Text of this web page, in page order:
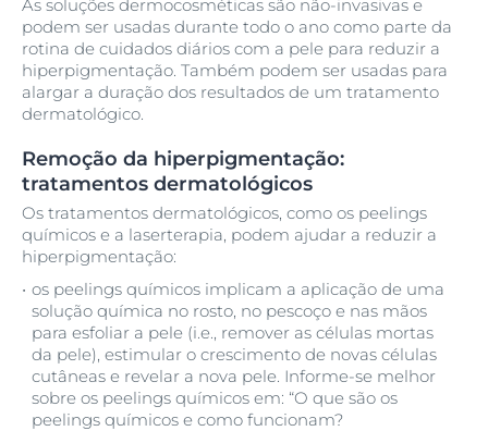
As soluções dermocosméticas são não-invasivas e
podem ser usadas durante todo o ano como parte da
rotina de cuidados diários com a pele para reduzir a
hiperpigmentação. Também podem ser usadas para
alargar a duração dos resultados de um tratamento
dermatológico.
Remoção da hiperpigmentação:
tratamentos dermatológicos
Os tratamentos dermatológicos, como os peelings
químicos e a laserterapia, podem ajudar a reduzir a
hiperpigmentação:
os peelings químicos implicam a aplicação de uma
solução química no rosto, no pescoço e nas mãos
para esfoliar a pele (i.e., remover as células mortas
da pele), estimular o crescimento de novas células
cutâneas e revelar a nova pele. Informe-se melhor
sobre os peelings químicos em: “O que são os
peelings químicos e como funcionam?